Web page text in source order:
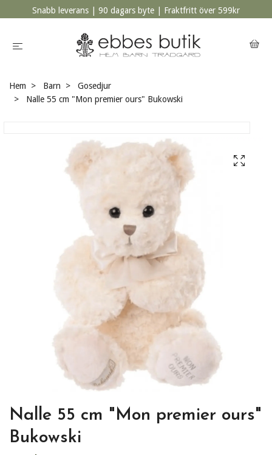
Snabb leverans | 90 dagars byte | Fraktfritt över 599kr
Hem Barn
Gosedjur
Nalle 55 cm "Mon premier ours" Bukowski
Nalle 55 cm "Mon premier ours"
Bukowski